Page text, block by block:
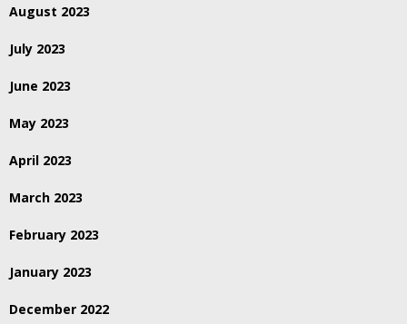
August 2023
July 2023
June 2023
May 2023
April 2023
March 2023
February 2023
January 2023
December 2022